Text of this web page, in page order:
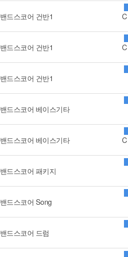
밴드스코어 건반1
밴드스코어 건반1
밴드스코어 건반1
밴드스코어 베이스기타
밴드스코어 베이스기타
밴드스코어 패키지
밴드스코어 Song
밴드스코어 드럼